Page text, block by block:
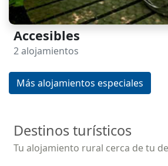
Accesibles
2 alojamientos
Más alojamientos especiales
Destinos turísticos
Tu alojamiento rural cerca de tu